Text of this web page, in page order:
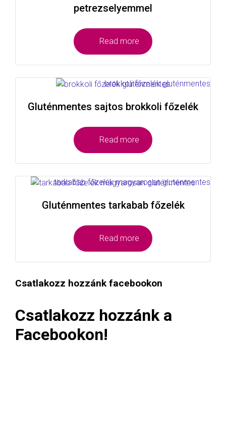
petrezselyemmel
Read more
Gluténmentes sajtos brokkoli főzelék
Read more
Gluténmentes tarkabab főzelék
Read more
Csatlakozz hozzánk facebookon
Csatlakozz hozzánk a
Facebookon!